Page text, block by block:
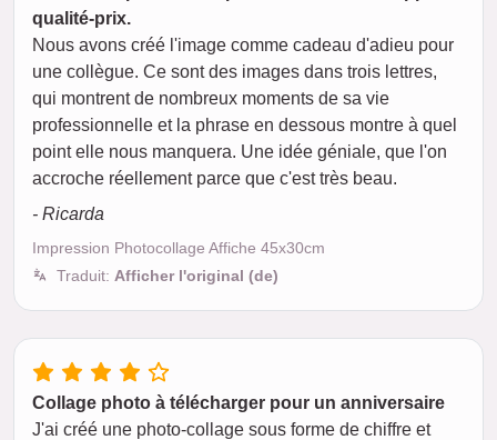
qualité-prix.
Nous avons créé l'image comme cadeau d'adieu pour
une collègue. Ce sont des images dans trois lettres,
qui montrent de nombreux moments de sa vie
professionnelle et la phrase en dessous montre à quel
point elle nous manquera. Une idée géniale, que l'on
accroche réellement parce que c'est très beau.
- Ricarda
Impression Photocollage Affiche 45x30cm
Traduit: Afficher l'original (de)
Collage photo à télécharger pour un anniversaire
J'ai créé une photo-collage sous forme de chiffre et